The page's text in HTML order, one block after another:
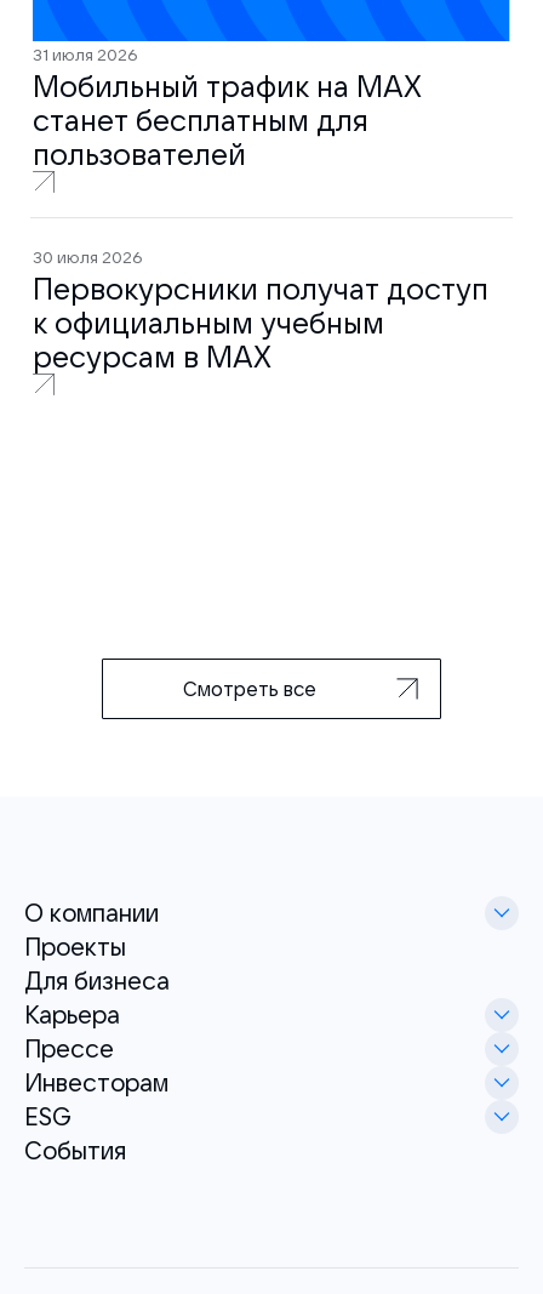
31 июля 2026
Мобильный трафик на MAX
станет бесплатным для
пользователей
30 июля 2026
Первокурсники получат доступ
к официальным учебным
ресурсам в MAX
Смотреть все
О компании
Проекты
Для бизнеса
Карьера
Прессе
Инвесторам
ESG
События